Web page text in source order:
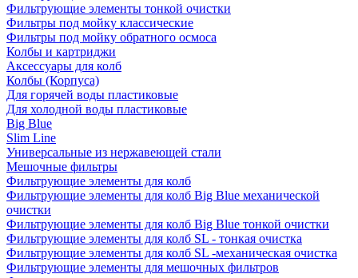
Фильтрующие элементы тонкой очистки
Фильтры под мойку классические
Фильтры под мойку обратного осмоса
Колбы и картриджи
Аксессуары для колб
Колбы (Корпуса)
Для горячей воды пластиковые
Для холодной воды пластиковые
Big Blue
Slim Line
Универсальные из нержавеющей стали
Мешочные фильтры
Фильтрующие элементы для колб
Фильтрующие элементы для колб Big Blue механической
очистки
Фильтрующие элементы для колб Big Blue тонкой очистки
Фильтрующие элементы для колб SL - тонкая очистка
Фильтрующие элементы для колб SL -механическая очистка
Фильтрующие элементы для мешочных фильтров